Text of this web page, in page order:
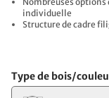
individuelle
Structure de cadre
Type de bois/